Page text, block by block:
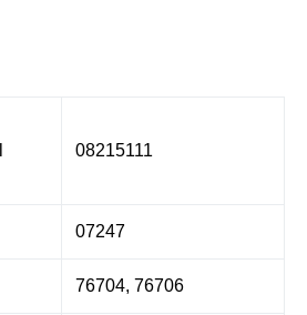
08215111
07247
76704, 76706